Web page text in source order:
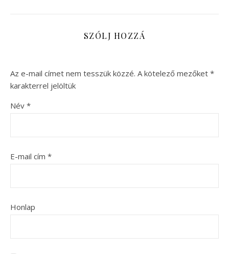
SZÓLJ HOZZÁ
Az e-mail címet nem tesszük közzé. A kötelező mezőket *
karakterrel jelöltük
Név *
E-mail cím *
Honlap